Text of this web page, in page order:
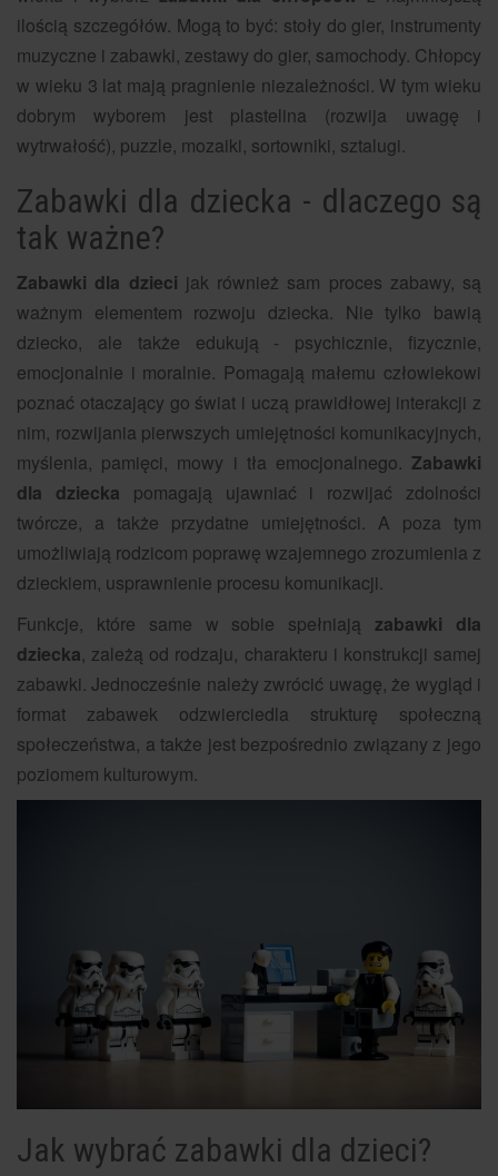
ilością szczegółów. Mogą to być: stoły do gier, instrumenty
muzyczne i zabawki, zestawy do gier, samochody. Chłopcy
w wieku 3 lat mają pragnienie niezależności. W tym wieku
dobrym wyborem jest plastelina (rozwija uwagę i
wytrwałość), puzzle, mozaiki, sortowniki, sztalugi.
Zabawki dla dziecka - dlaczego są
tak ważne?
Zabawki dla dzieci jak również sam proces zabawy, są
ważnym elementem rozwoju dziecka. Nie tylko bawią
dziecko, ale także edukują - psychicznie, fizycznie,
emocjonalnie i moralnie. Pomagają małemu człowiekowi
poznać otaczający go świat i uczą prawidłowej interakcji z
nim, rozwijania pierwszych umiejętności komunikacyjnych,
myślenia, pamięci, mowy i tła emocjonalnego. Zabawki
dla dziecka pomagają ujawniać i rozwijać zdolności
twórcze, a także przydatne umiejętności. A poza tym
umożliwiają rodzicom poprawę wzajemnego zrozumienia z
dzieckiem, usprawnienie procesu komunikacji.
Funkcje, które same w sobie spełniajązabawki dla
dziecka, zależą od rodzaju, charakteru i konstrukcji samej
zabawki. Jednocześnie należy zwrócić uwagę, że wygląd i
format zabawek odzwierciedla strukturę społeczną
społeczeństwa, a także jest bezpośrednio związany z jego
poziomem kulturowym.
Jak wybrać zabawki dla dzieci?